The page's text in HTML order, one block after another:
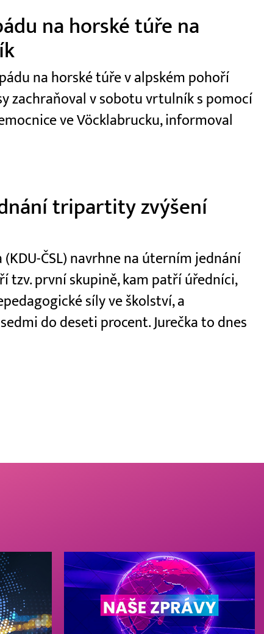
na horské túře na
na horské túře v alpském pohoří
zachraňoval v sobotu vrtulník s pomocí
ve Vöcklabrucku, informoval
tripartity zvýšení
ČSL) navrhne na úterním jednání
tzv. první skupině, kam patří úředníci,
síly ve školství, a
do deseti procent. Jurečka to dnes